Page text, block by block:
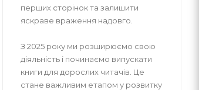
перших сторінок та залишити
яскраве враження надовго.
З 2025 року ми розширюємо свою
діяльність і починаємо випускати
книги для дорослих читачів. Це
стане важливим етапом у розвитку